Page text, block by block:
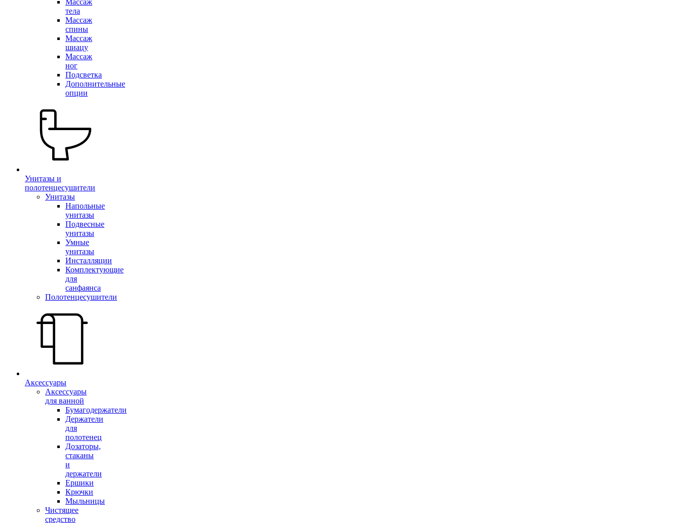
Массаж
тела
Массаж
спины
Массаж
шиацу
Массаж
ног
Подсветка
Дополнительные
опции
Унитазы и
полотенцесушители
Унитазы
Напольные
унитазы
Подвесные
унитазы
Умные
унитазы
Инсталляции
Комплектующие
для
санфаянса
Полотенцесушители
Аксессуары
Аксессуары
для ванной
Бумагодержатели
Держатели
для
полотенец
Дозаторы,
стаканы
и
держатели
Ершики
Крючки
Мыльницы
Чистящее
средство